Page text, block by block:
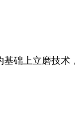
础上立磨技